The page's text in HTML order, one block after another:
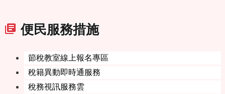
便民服務措施
節稅教室線上報名專區
稅籍異動即時通服務
稅務視訊服務雲